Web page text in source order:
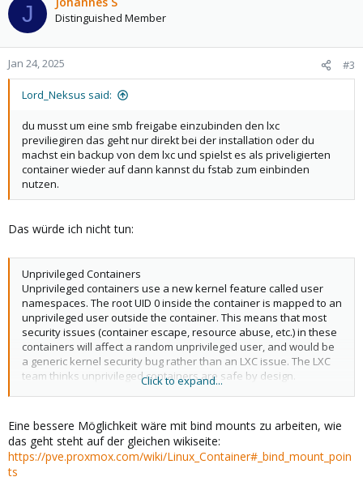
J Distinguished Member
Jan 24, 2025 #3
Lord_Neksus said:
du musst um eine smb freigabe einzubinden den lxc
previliegiren das geht nur direkt bei der installation oder du
machst ein backup von dem lxc und spielst es als priveligierten
container wieder auf dann kannst du fstab zum einbinden
nutzen.
Das würde ich nicht tun:
Unprivileged Containers
Unprivileged containers use a new kernel feature called user
namespaces. The root UID 0 inside the container is mapped to an
unprivileged user outside the container. This means that most
security issues (container escape, resource abuse, etc.) in these
containers will affect a random unprivileged user, and would be
a generic kernel security bug rather than an LXC issue. The LXC
team thinks unprivileged containers are safe by design.
Privileged Containers
Security in containers is achieved by using mandatory access
control AppArmor restrictions, seccomp filters and Linux kernel
namespaces. The LXC team considers this kind of container as
Click to expand...
Eine bessere Möglichkeit wäre mit bind mounts zu arbeiten, wie
das geht steht auf der gleichen wikiseite:
https://pve.proxmox.com/wiki/Linux_Container#_bind_mount_poin
ts